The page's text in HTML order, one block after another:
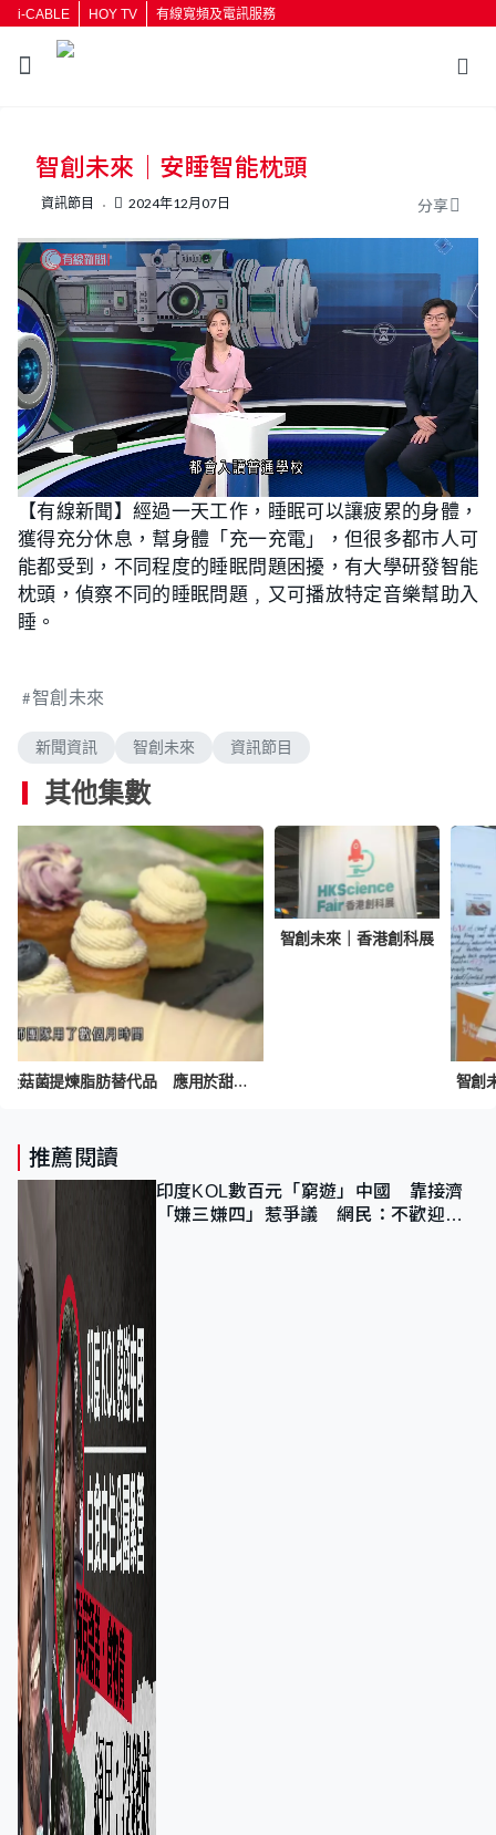
i-CABLE HOY TV 有線寬頻及電訊服務
按輸入鍵開始搜尋
智創未來｜安睡智能枕頭
資訊節目 2024年12月07日 分享
U
n
m
t
e
L
o
a
d
e
:
2
.
0
【有線新聞】經過一天工作，睡眠可以讓疲累的身體，
獲得充分休息，幫身體「充一充電」，但很多都市人可
能都受到，不同程度的睡眠問題困擾，有大學研發智能
枕頭，偵察不同的睡眠問題﹐又可播放特定音樂幫助入
睡。
智創未來
新聞資訊 智創未來 資訊節目
其他集數
智創未來｜有科研團隊從菇菌提煉脂肪替代品 應用於甜品製作稱有效預防肥胖
智創未來｜香港創科展
推薦閱讀
印度KOL數百元「窮遊」中國 靠接濟
「嫌三嫌四」惹爭議 網民：不歡迎劣